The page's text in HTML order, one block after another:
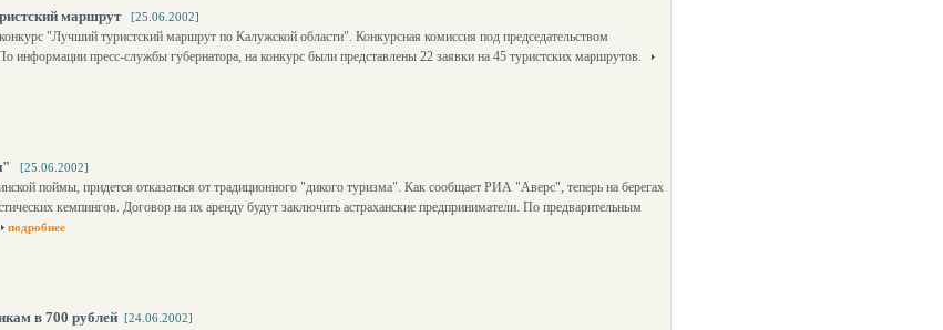
маршрут [25.06.2002]
"Лучший туристский маршрут по Калужской области". Конкурсная комиссия под председательством
информации пресс-службы губернатора, на конкурс были представлены 22 заявки на 45 туристских маршрутов.
[25.06.2002]
поймы, придется отказаться от традиционного "дикого туризма". Как сообщает РИА "Аверс", теперь на берегах
кемпингов. Договор на их аренду будут заключить астраханские предприниматели. По предварительным
подробнее
в 700 рублей [24.06.2002]